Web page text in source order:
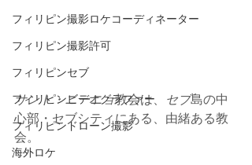
フィリピン撮影ロケコーディネーター
フィリピン撮影許可
フィリピンセブ
フィリピンビデオグラファー
フィリピンドローン撮影
海外ロケ
サント・ニーニョ教会は、 セブ島の中
心部・セブシティにある、由緒ある教
会。